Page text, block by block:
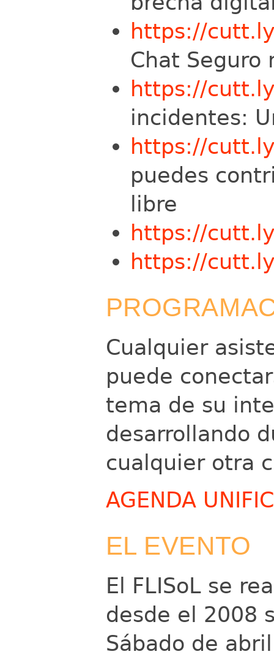
https://
Chat Seguro
https://
incidentes:
https://
puedes
libre
https://
https://
Cualquier
puede
tema de su
desarrollando
cualquier otra
AGENDA
EL EVENTO
El FLISoL se
desde el 2008
Sábado de